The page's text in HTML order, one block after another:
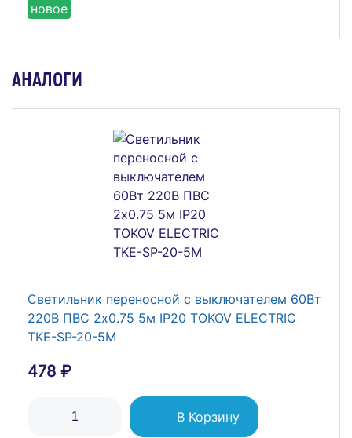
новое
Светильник переносной, Е27 10м
В Корзину
новое
АНАЛОГИ
Светильник переносной с выключателем 60Вт
220В ПВС 2х0.75 5м IP20 TOKOV ELECTRIC
TKE-SP-20-5M
478 ₽
В Корзину